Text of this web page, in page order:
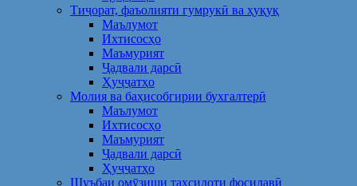
Тиҷорат, фаъолияти гумрукӣ ва ҳуқуқ
Маълумот
Ихтисосҳо
Маъмурият
Ҷадвали дарсӣ
Ҳуҷҷатҳо
Молия ва баҳисобгирии бухгалтерӣ
Маълумот
Ихтисосҳо
Маъмурият
Ҷадвали дарсӣ
Ҳуҷҷатҳо
Шуъбаи омӯзиши таҳсилоти фосилавӣ